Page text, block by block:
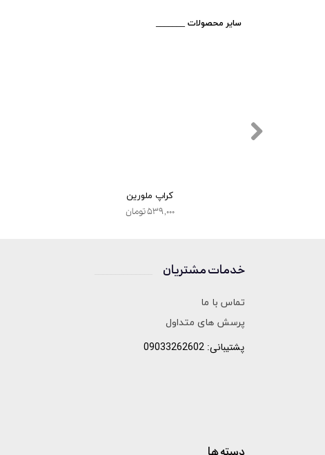
کراپ ملورین
۵۳۹,۰۰۰ تومان
​_______ سایر محصولات
خدمات مشتریان
تماس با ما
پرسش های متداول
پشتیبانی: 09033262602